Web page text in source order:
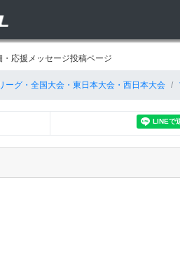
応援メッセージ投稿ページ
ーグ・全国大会・東日本大会・西日本大会